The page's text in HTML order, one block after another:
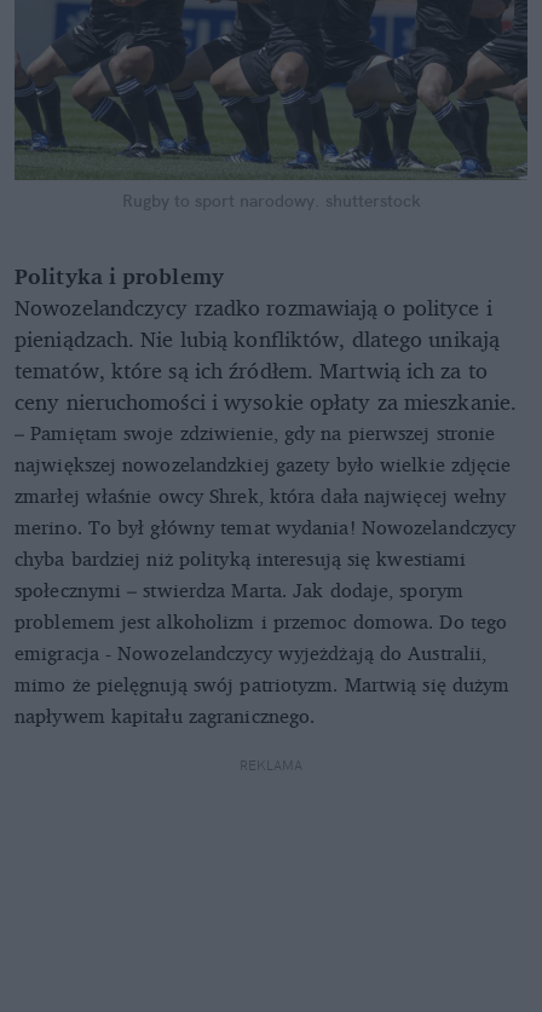
Rugby to sport narodowy. shutterstock
Polityka i problemy
Nowozelandczycy rzadko rozmawiają o polityce i
pieniądzach. Nie lubią konfliktów, dlatego unikają
tematów, które są ich źródłem. Martwią ich za to
ceny nieruchomości i wysokie opłaty za mieszkanie.
– Pamiętam swoje zdziwienie, gdy na pierwszej stronie
największej nowozelandzkiej gazety było wielkie zdjęcie
zmarłej właśnie owcy Shrek, która dała najwięcej wełny
merino. To był główny temat wydania! Nowozelandczycy
chyba bardziej niż polityką interesują się kwestiami
społecznymi – stwierdza Marta. Jak dodaje, sporym
problemem jest alkoholizm i przemoc domowa. Do tego
emigracja - Nowozelandczycy wyjeżdżają do Australii,
mimo że pielęgnują swój patriotyzm. Martwią się dużym
napływem kapitału zagranicznego.
REKLAMA